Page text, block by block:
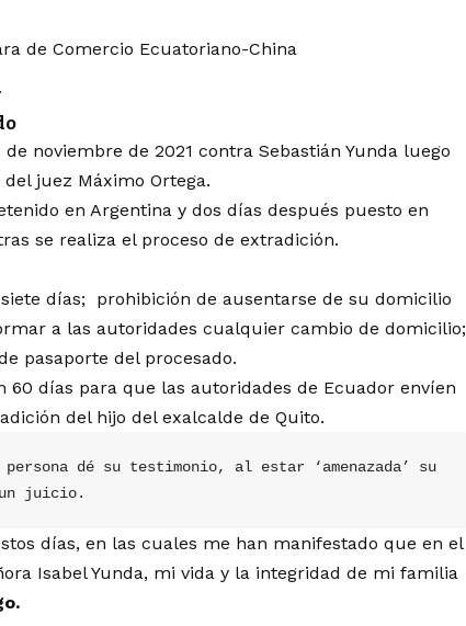
de Comercio Ecuatoriano-China
noviembre de 2021 contra Sebastián Yunda luego
juez Máximo Ortega.
en Argentina y dos días después puesto en
se realiza el proceso de extradición.
días; prohibición de ausentarse de su domicilio
a las autoridades cualquier cambio de domicilio;
pasaporte del procesado.
60 días para que las autoridades de Ecuador envíen
del hijo del exalcalde de Quito.
dé su testimonio, al estar ‘amenazada’ su
un juicio.
días, en las cuales me han manifestado que en el
Isabel Yunda, mi vida y la integridad de mi familia